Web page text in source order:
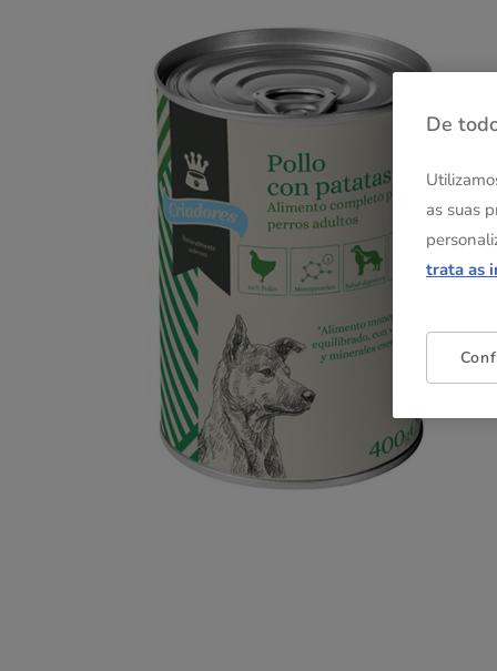
De
as suas
trata as